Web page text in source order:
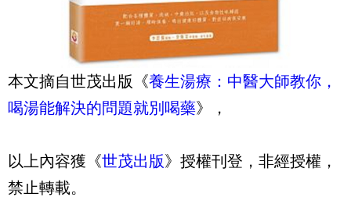
本文摘自世茂出版《養生湯療：中醫大師教你，
喝湯能解決的問題就別喝藥》，
以上內容獲《世茂出版》授權刊登，非經授權，
禁止轉載。